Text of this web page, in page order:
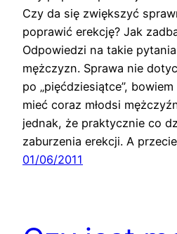
Czy da się zwiększyć
poprawić erekcję? Jak
Odpowiedzi na takie
mężczyzn. Sprawa nie
po „pięćdziesiątce”,
mieć coraz młodsi
jednak, że praktycznie co
zaburzenia erekcji. A
01/06/2011